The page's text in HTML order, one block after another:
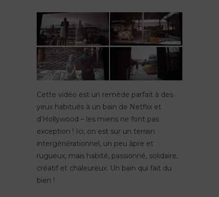
Cette vidéo est un remède parfait à des
yeux habitués à un bain de Netflix et
d’Hollywood – les miens ne font pas
exception ! Ici, on est sur un terrain
intergénérationnel, un peu âpre et
rugueux, mais habité, passionné, solidaire,
créatif et chaleureux. Un bain qui fait du
bien !